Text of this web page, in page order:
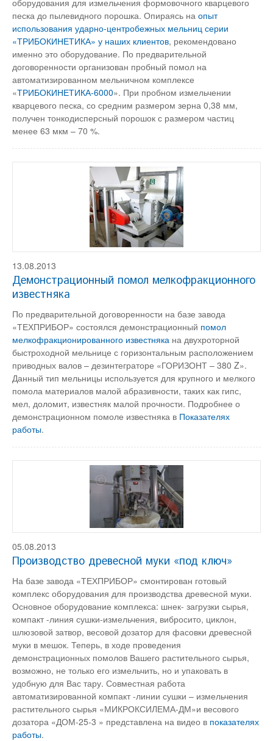
оборудования для измельчения формовочного кварцевого
песка до пылевидного порошка. Опираясь на опыт
использования ударно-центробежных мельниц серии
«ТРИБОКИНЕТИКА» у наших клиентов, рекомендовано
именно это оборудование. По предварительной
договоренности организован пробный помол на
автоматизированном мельничном комплексе
«ТРИБОКИНЕТИКА-6000». При пробном измельчении
кварцевого песка, со средним размером зерна 0,38 мм,
получен тонкодисперсный порошок с размером частиц
менее 63 мкм – 70 %.
13.08.2013
Демонстрационный помол мелкофракционного
известняка
По предварительной договоренности на базе завода
«ТЕХПРИБОР» состоялся демонстрационный помол
мелкофракционированного известняка на двухроторной
быстроходной мельнице с горизонтальным расположением
приводных валов – дезинтеграторе «ГОРИЗОНТ – 380 Z».
Данный тип мельницы используется для крупного и мелкого
помола материалов малой абразивности, таких как гипс,
мел, доломит, известняк малой прочности. Подробнее о
демонстрационном помоле известняка в Показателях
работы.
05.08.2013
Производство древесной муки «под ключ»
На базе завода «ТЕХПРИБОР» смонтирован готовый
комплекс оборудования для производства древесной муки.
Основное оборудование комплекса: шнек- загрузки сырья,
компакт -линия сушки-измельчения, вибросито, циклон,
шлюзовой затвор, весовой дозатор для фасовки древесной
муки в мешок. Теперь, в ходе проведения
демонстрационных помолов Вашего растительного сырья,
возможно, не только его измельчить, но и упаковать в
удобную для Вас тару. Совместная работа
автоматизированной компакт -линии сушки – измельчения
растительного сырья «МИКРОКСИЛЕМА-ДМ»и весового
дозатора «ДОМ-25-3 » представлена на видео в показателях
работы.